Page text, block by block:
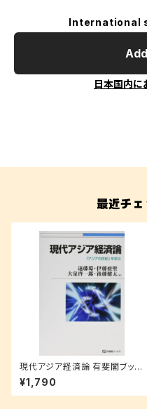
International
日本国内に
最近チ
現代アジア経済論 有斐閣ブック
ス
¥1,790